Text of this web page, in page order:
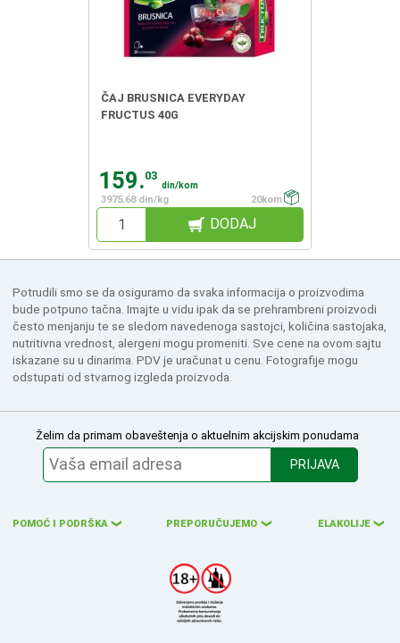
ČAJ BRUSNICA EVERYDAY
FRUCTUS 40G
159.03
din/kom
3975.68 din/kg
20kom
DODAJ
Potrudili smo se da osiguramo da svaka informacija o proizvodima
bude potpuno tačna. Imajte u vidu ipak da se prehrambreni proizvodi
često menjanju te se sledom navedenoga sastojci, količina sastojaka,
nutritivna vrednost, alergeni mogu promeniti. Sve cene na ovom sajtu
iskazane su u dinarima. PDV je uračunat u cenu. Fotografije mogu
odstupati od stvarnog izgleda proizvoda.
Želim da primam obaveštenja o aktuelnim akcijskim ponudama
PRIJAVA
POMOĆ I PODRŠKA ❮ PREPORUČUJEMO ❮ ELAKOLIJE ❮